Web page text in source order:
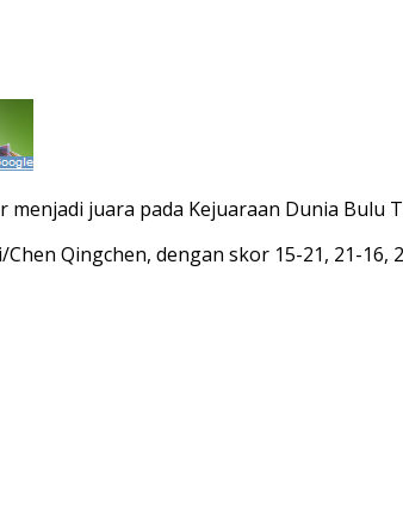
juara pada Kejuaraan Dunia Bulu
Qingchen, dengan skor 15-21, 21-16,